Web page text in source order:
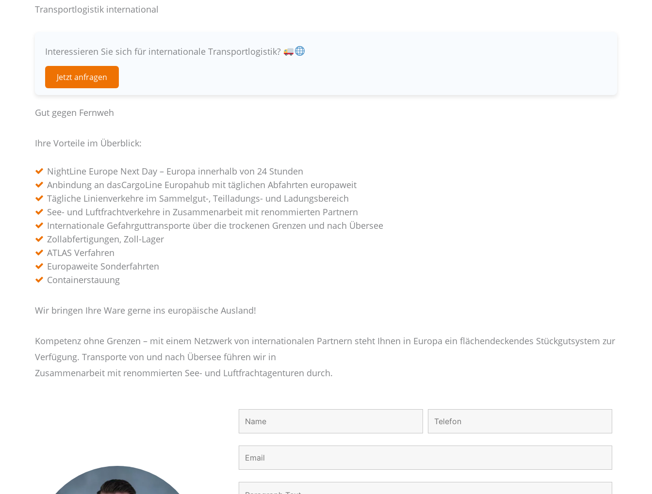
Transportlogistik international
Interessieren Sie sich für internationale Transportlogistik?
Jetzt anfragen
Gut gegen Fernweh
Ihre Vorteile im Überblick:
NightLine Europe Next Day – Europa innerhalb von 24 Stunden
Anbindung an dasCargoLine Europahub mit täglichen Abfahrten europaweit
Tägliche Linienverkehre im Sammelgut-, Teilladungs- und Ladungsbereich
See- und Luftfrachtverkehre in Zusammenarbeit mit renommierten Partnern
Internationale Gefahrguttransporte über die trockenen Grenzen und nach Übersee
Zollabfertigungen, Zoll-Lager
ATLAS Verfahren
Europaweite Sonderfahrten
Containerstauung
Wir bringen Ihre Ware gerne ins europäische Ausland!
Kompetenz ohne Grenzen – mit einem Netzwerk von internationalen Partnern steht Ihnen in Europa ein flächendeckendes Stückgutsystem zur
Verfügung. Transporte von und nach Übersee führen wir in
Zusammenarbeit mit renommierten See- und Luftfrachtagenturen durch.